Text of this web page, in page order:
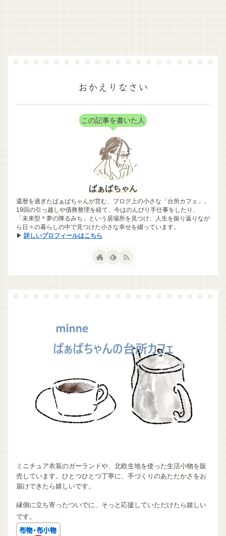
おかえりなさい
この記事を書いた人
ばぁばちゃん
還暦を過ぎたばぁばちゃんが営む、ブログ上の小さな「台所カフェ」。
19回の引っ越しや債務整理を経て、今はのんびり手仕事をしたり、
「未来型＊夢の降るみち」という居場所を見つけ、人生を振り返りなが
ら日々の暮らしの中で見つけた小さな幸せを綴っています。
▶ 詳しいプロフィールはこちら
ミニチュア衣装のガーランドや、北欧生地を使った生活小物を販
売しています。ひとつひとつ丁寧に、手づくりのあたたかさをお
届けできたら嬉しいです。
縁側に立ち寄ったついでに、そっと応援していただけたら嬉しい
です。